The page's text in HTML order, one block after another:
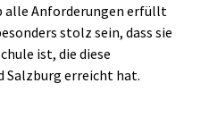
alle Anforderungen erfüllt
stolz sein, dass sie
ist, die diese
Salzburg erreicht hat.